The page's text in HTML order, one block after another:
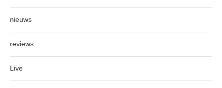
nieuws
reviews
Live